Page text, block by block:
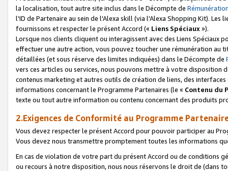
la localisation, tout autre site inclus dans le Décompte de
l'ID de Partenaire au sein de l'Alexa skill (via l'Alexa Shopping Kit).
fournissons et respecter le présent Accord (« Liens Spéciaux»).
Lorsque nos clients cliquent ou interagissent avec des Liens Spéciaux
effectuer une autre action, vous pouvez toucher une rémunération
détaillées (et sous réserve des limites indiquées) dans le Décompte de
vers ces articles ou services, nous pouvons mettre à votre disposition
contenus marketing et autres outils de création de liens, des
informations concernant le Programme Partenaires (le « Contenu du
texte ou tout autre information ou contenu concernant des produits
2.Exigences de Conformité au Programme
Vous devez respecter le présent Accord pour pouvoir participer au
Vous devez nous transmettre promptement toutes les informations
En cas de violation de votre part du présent Accord ou de conditions
ou recours à notre disposition, nous nous réservons le droit de (dans